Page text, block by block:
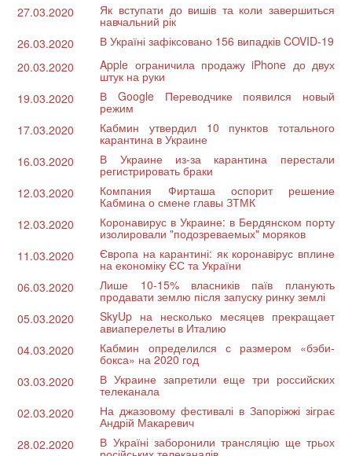
27.03.2020
Як вступати до вишів та коли завершиться
навчальний рік
26.03.2020
В Україні зафіксовано 156 випадків COVID-19
20.03.2020
Apple ограничила продажу iPhone до двух
штук на руки
19.03.2020
В Google Переводчике появился новый
режим
17.03.2020
Кабмин утвердил 10 пунктов тотального
карантина в Украине
16.03.2020
В Украине из-за карантина перестали
регистрировать браки
12.03.2020
Компания Фирташа оспорит решение
Кабмина о смене главы ЗТМК
12.03.2020
Коронавирус в Украине: в Бердянском порту
изолировали "подозреваемых" моряков
11.03.2020
Європа на карантині: як коронавірус вплине
на економіку ЄС та України
06.03.2020
Лише 10-15% власників паїв планують
продавати землю після запуску ринку землі
05.03.2020
SkyUp на несколько месяцев прекращает
авиаперелеты в Италию
04.03.2020
Кабмин определился с размером «бэби-
бокса» на 2020 год
03.03.2020
В Украине запретили еще три российских
телеканала
02.03.2020
На джазовому фестивалі в Запоріжжі зіграє
Андрій Макаревич
28.02.2020
В Україні заборонили трансляцію ще трьох